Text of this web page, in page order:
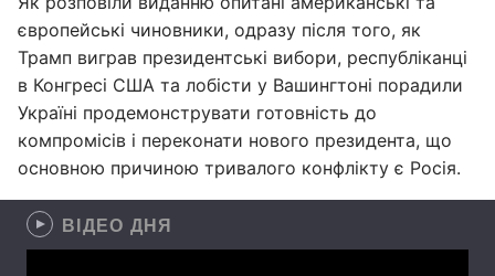
європейські чиновники, одразу після того, як
Трамп виграв президентські вибори, республіканці
в Конгресі США та лобісти у Вашингтоні порадили
Україні продемонструвати готовність до
компромісів і переконати нового президента, що
основною причиною тривалого конфлікту є Росія.
ВІДЕО ДНЯ